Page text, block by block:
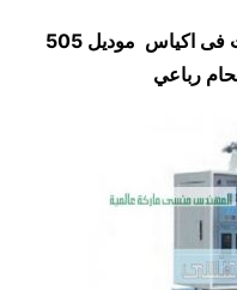
مكنة تعبئة صابون سائل و المنظفات فى اكياس موديل 505
رباعي